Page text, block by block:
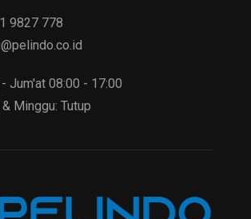
9827 778
Jum'at 08:00 - 17:00
Minggu: Tutup